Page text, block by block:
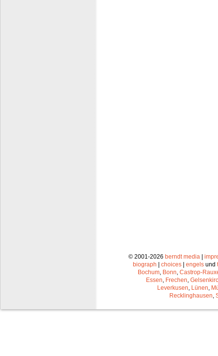
© 2001-2026 berndt media |
biograph | choices | engels und
Bochum Bonn Castrop-
Essen Frechen
Leverkusen Lünen
Recklinghausen